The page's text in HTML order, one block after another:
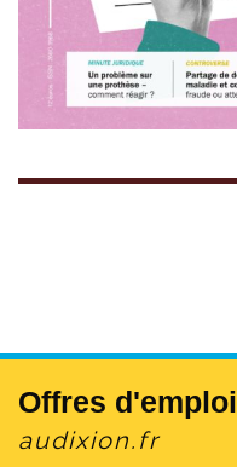
Offres d'emploi
audixion.fr